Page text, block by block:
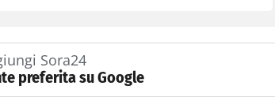
Sora24
preferita su Google